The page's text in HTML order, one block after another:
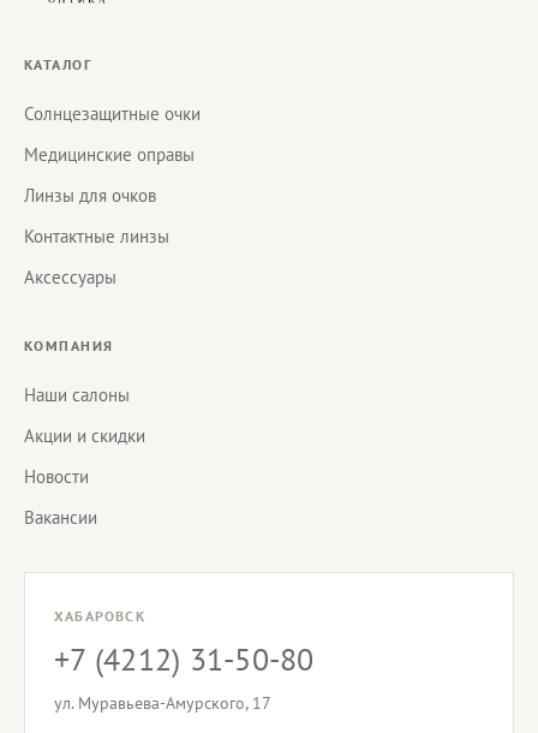
КАТАЛОГ
Солнцезащитные очки
Медицинские оправы
Линзы для очков
Контактные линзы
Аксессуары
КОМПАНИЯ
Наши салоны
Акции и скидки
Новости
Вакансии
ХАБАРОВСК
+7 (4212) 31-50-80
ул. Муравьева-Амурского, 17